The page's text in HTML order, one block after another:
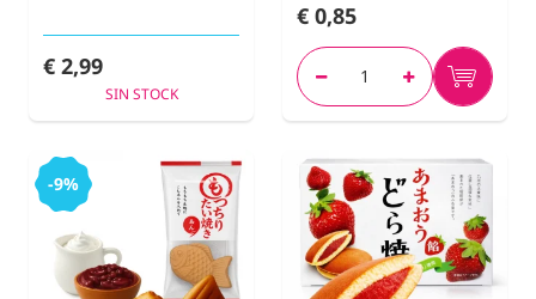
€ 2,99
SIN STOCK
€ 0,85
-9%